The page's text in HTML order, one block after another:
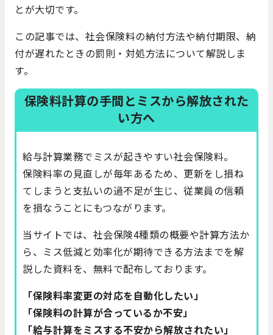
とが大切です。
この記事では、社会保険料の納付方法や納付期限、納
付が遅れたときの罰則・対処方法について解説しま
す。
保険料計算の手間とミスから解放された
い方へ
給与計算業務でミスが起きやすい社会保険料。
保険料率の見直しが毎年あるため、更新をし損ね
てしまうと支払いの過不足が生じ、従業員の信頼
を損なうことにもつながります。
当サイトでは、社会保険4種類の概要や計算方法か
ら、ミス低減と効率化が期待できる方法までを解
説した資料を、無料で配布しております。
「保険料率変更の対応を自動化したい」
「保険料の計算が合っているか不安」
「給与計算をミスする不安から解放されたい」